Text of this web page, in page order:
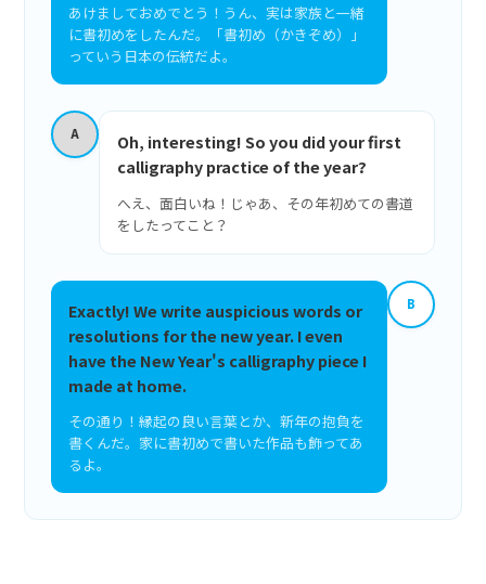
あけましておめでとう！うん、実は家族と一緒
に書初めをしたんだ。「書初め（かきぞめ）」
っていう日本の伝統だよ。
A
Oh, interesting! So you did your first
calligraphy practice of the year?
へえ、面白いね！じゃあ、その年初めての書道
をしたってこと？
B
Exactly! We write auspicious words or
resolutions for the new year. I even
have the New Year's calligraphy piece I
made at home.
その通り！縁起の良い言葉とか、新年の抱負を
書くんだ。家に書初めで書いた作品も飾ってあ
るよ。